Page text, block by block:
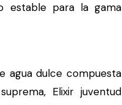
estable para la gama
agua dulce compuesta
Elixir juventud